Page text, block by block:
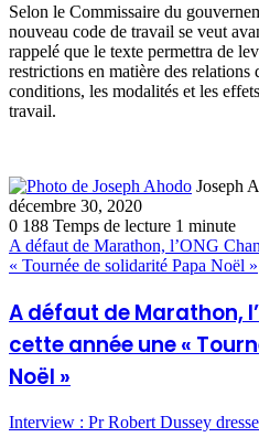
Selon le Commissaire du
nouveau code de travail se veut
rappelé que le texte permettra de
restrictions en matière des relations
conditions, les modalités et les
travail.
Joseph
décembre 30, 2020
0 188 Temps de lecture 1 minute
A défaut de Marathon, l’ONG
« Tournée de solidarité Papa Noël »
A défaut de Marathon,
cette année une «
Noël »
Interview : Pr Robert Dussey